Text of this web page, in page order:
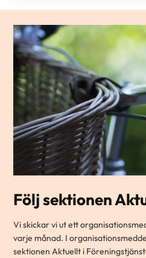
Följ sektionen
Vi skickar vi ut ett
varje månad. I
sektionen Aktuellt i